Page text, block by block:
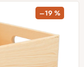
–19 %